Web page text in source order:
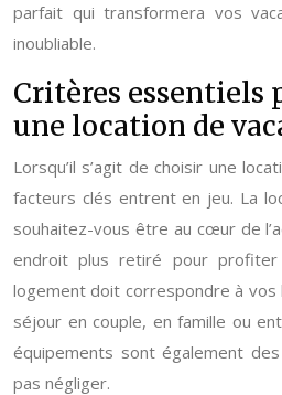
parfait qui transformera vos
inoubliable.
Critères essentiels
une location de
Lorsqu’il s’agit de choisir une
facteurs clés entrent en jeu. La
souhaitez-vous être au cœur de
endroit plus retiré pour
logement doit correspondre à vos
séjour en couple, en famille ou
équipements sont également
pas négliger.